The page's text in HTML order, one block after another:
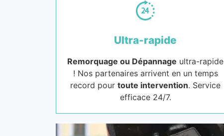
Ultra-rapide
Remorquage ou Dépannage ultra-rapide
! Nos partenaires arrivent en un temps
record pour toute intervention. Service
efficace 24/7.